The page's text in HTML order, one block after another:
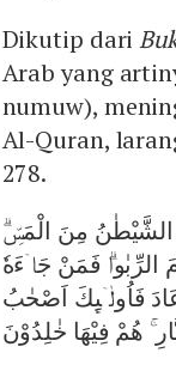
Dikutip dari
Arab yang
numuw),
Al-Quran,
278.
الشَّيْطٰنُ مِنَ الْمَسِّۗ
الرِّبٰواۗ فَمَنْ جَاۤءَهٗ
فَاُولٰۤىِٕكَ اَصْحٰبُ
هُمْ فِيْهَا خٰلِدُوْنَ